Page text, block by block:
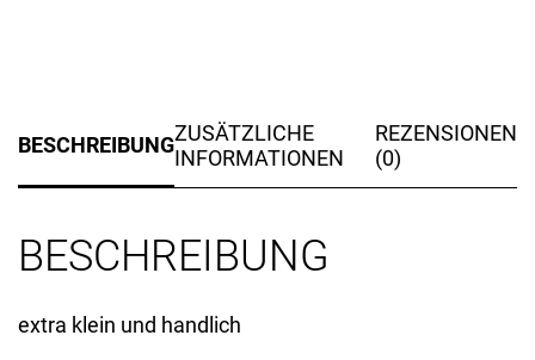
BESCHREIBUNGZUSÄTZLICHE
INFORMATIONEN
REZENSIONEN
(0)
BESCHREIBUNG
extra klein und handlich